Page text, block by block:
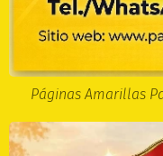
Páginas Amarillas